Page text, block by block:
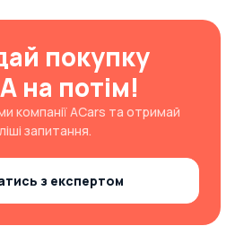
покупку
на потім!
компанії ACars та отримай
запитання.
з експертом